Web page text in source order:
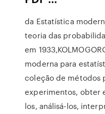
da Estatística
teoria das
em
moderna para
coleção de métodos
experimentos, obter
los, análisá-los,